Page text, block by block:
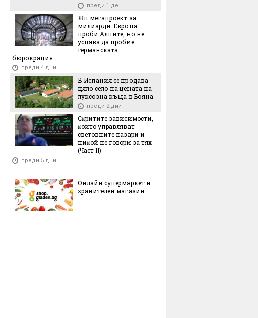
преди 1 ден
Жп мегапроект за
милиарди: Европа
проби Алпите, но не
успява да пробие
германската
бюрокрация
преди 4 дни
В Испания се продава
цяло село на цената на
луксозна къща в Бояна
преди 2 дни
Cĸpититe зaвиcимocти,
ĸoитo yпpaвлявaт
cвeтoвнитe пaзapи и
ниĸoй нe гoвopи зa тяx
(Чacт ІI)
преди 5 дни
Онлайн супермаркет и
хранителен магазин